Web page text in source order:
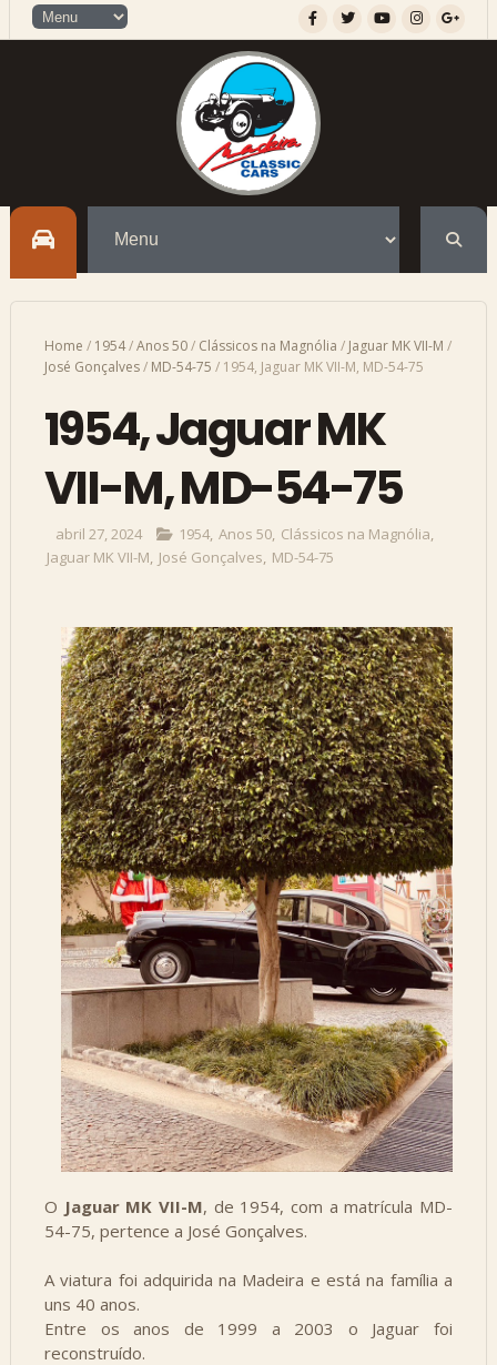
Home / 1954/Anos 50/ Clássicos na Magnólia / Jaguar MK VII-M /
José Gonçalves/ MD-54-75 / 1954, Jaguar MK VII-M, MD-54-75
1954, Jaguar MK
VII-M, MD-54-75
abril 27, 2024 1954, Anos 50, Clássicos na Magnólia,
Jaguar MK VII-M, José Gonçalves, MD-54-75
O Jaguar MK VII-M, de 1954, com a matrícula MD-
54-75, pertence a José Gonçalves.
A viatura foi adquirida na Madeira e está na família a
uns 40 anos.
Entre os anos de 1999 a 2003 o Jaguar foi
reconstruído.